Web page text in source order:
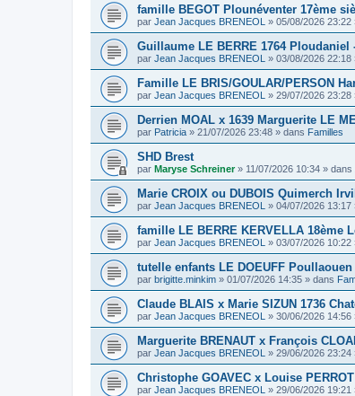
famille BEGOT Plounéventer 17ème
par Jean Jacques BRENEOL » 05/08/2026 23:22
Guillaume LE BERRE 1764 Ploudaniel
par Jean Jacques BRENEOL » 03/08/2026 22:18
Famille LE BRIS/GOULAR/PERSON
par Jean Jacques BRENEOL » 29/07/2026 23:28
Derrien MOAL x 1639 Marguerite LE
par Patricia » 21/07/2026 23:48 » dans Familles
SHD Brest
par Maryse Schreiner» 11/07/2026 10:34 » dans
Marie CROIX ou DUBOIS Quimerch
par Jean Jacques BRENEOL » 04/07/2026 13:17
famille LE BERRE KERVELLA 18ème
par Jean Jacques BRENEOL » 03/07/2026 10:22
tutelle enfants LE DOEUFF Poullaouen
par brigitte.minkim » 01/07/2026 14:35 » dans
Claude BLAIS x Marie SIZUN 1736
par Jean Jacques BRENEOL » 30/06/2026 14:56
Marguerite BRENAUT x François
par Jean Jacques BRENEOL » 29/06/2026 23:24
Christophe GOAVEC x Louise
par Jean Jacques BRENEOL » 29/06/2026 19:21